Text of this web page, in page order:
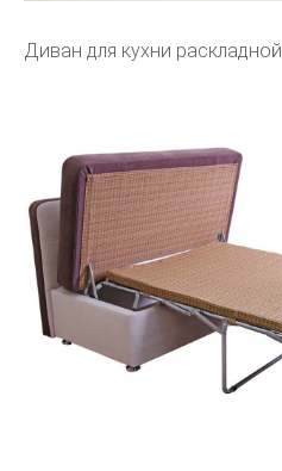
Диван для кухни раскладной